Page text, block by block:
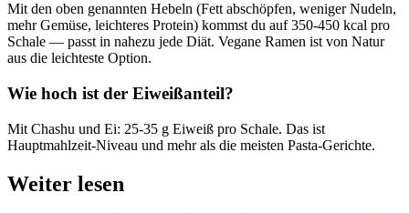
Mit den oben genannten Hebeln (Fett abschöpfen, weniger Nudeln,
mehr Gemüse, leichteres Protein) kommst du auf 350-450 kcal pro
Schale — passt in nahezu jede Diät. Vegane Ramen ist von Natur
aus die leichteste Option.
Wie hoch ist der Eiweißanteil?
Mit Chashu und Ei: 25-35 g Eiweiß pro Schale. Das ist
Hauptmahlzeit-Niveau und mehr als die meisten Pasta-Gerichte.
Weiter lesen